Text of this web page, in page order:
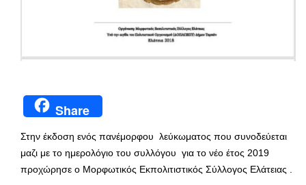
Share
Στην έκδοση ενός πανέμορφου λεύκωματος που συνοδεύεται
μαζι με το ημερολόγιο του συλλόγου για το νέο έτος 2019
προχώρησε ο Μορφωτικός Εκπολιτιστικός Σύλλογος Ελάτειας .